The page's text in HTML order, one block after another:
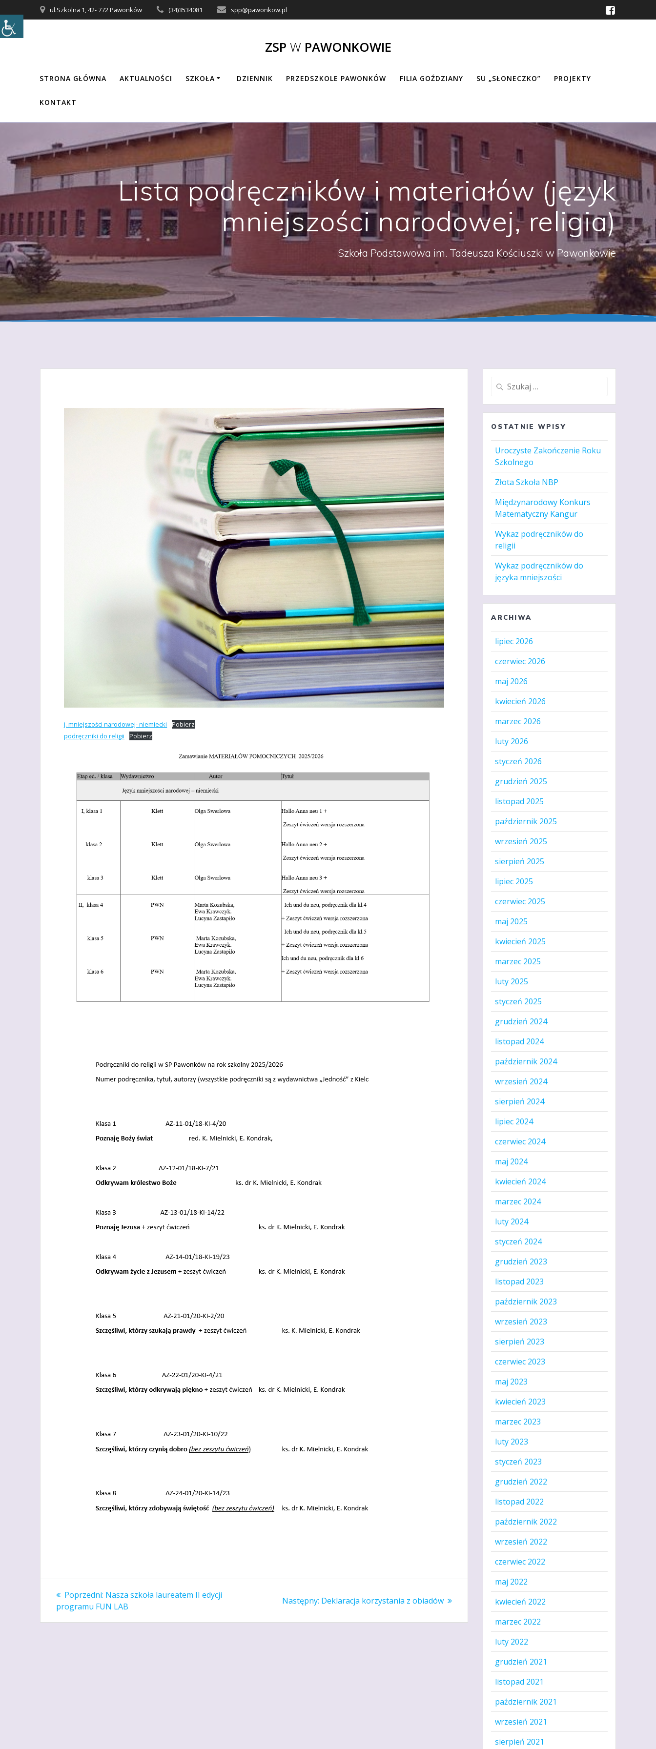
do
treści
ul.Szkolna 1, 42- 772 Pawonków (34)3534081 spp@pawonkow.pl
ZSP W PAWONKOWIE
STRONA GŁÓWNA AKTUALNOŚCI SZKOŁA DZIENNIK PRZEDSZKOLE PAWONKÓW FILIA GOŹDZIANY SU „SŁONECZKO” PROJEKTY
KONTAKT
Lista podręczników i materiałów (język
mniejszości narodowej, religia)
Szkoła Podstawowa im. Tadeusza Kościuszki w Pawonkowie
j. mniejszości narodowej- niemiecki
Pobierz
podręczniki do religii
Pobierz
Nawigacja
wpisu
Poprzedni: Poprzedni
wpis:
Nasza szkoła laureatem II edycji
programu FUN LAB
Następny: Następny
Deklaracja korzystania z obiadów
Szukaj:
OSTATNIE WPISY
Uroczyste Zakończenie Roku
Szkolnego
Złota Szkoła NBP
Międzynarodowy Konkurs
Matematyczny Kangur
Wykaz podręczników do
religii
Wykaz podręczników do
języka mniejszości
ARCHIWA
lipiec 2026
czerwiec 2026
maj 2026
kwiecień 2026
marzec 2026
luty 2026
styczeń 2026
grudzień 2025
listopad 2025
październik 2025
wrzesień 2025
sierpień 2025
lipiec 2025
czerwiec 2025
maj 2025
kwiecień 2025
marzec 2025
luty 2025
styczeń 2025
grudzień 2024
listopad 2024
październik 2024
wrzesień 2024
sierpień 2024
lipiec 2024
czerwiec 2024
maj 2024
kwiecień 2024
marzec 2024
luty 2024
styczeń 2024
grudzień 2023
listopad 2023
październik 2023
wrzesień 2023
sierpień 2023
czerwiec 2023
maj 2023
kwiecień 2023
marzec 2023
luty 2023
styczeń 2023
grudzień 2022
listopad 2022
październik 2022
wrzesień 2022
czerwiec 2022
maj 2022
kwiecień 2022
marzec 2022
luty 2022
grudzień 2021
listopad 2021
październik 2021
wrzesień 2021
sierpień 2021